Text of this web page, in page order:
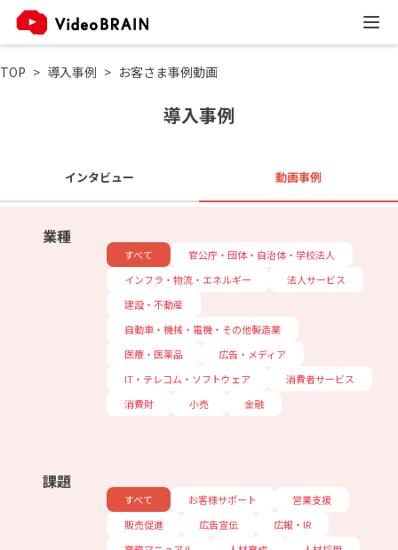
TOP 導入事例 お客さま事例動画
導入事例
インタビュー 動画事例
業種
すべて
官公庁・団体・自治体・学校法人
インフラ・物流・エネルギー
法人サービス
建設・不動産
自動車・機械・電機・その他製造業
医療・医薬品
広告・メディア
IT・テレコム・ソフトウェア
消費者サービス
消費財
小売 金融
課題
すべて お客様サポート
営業支援
販売促進
広告宣伝
広報・IR